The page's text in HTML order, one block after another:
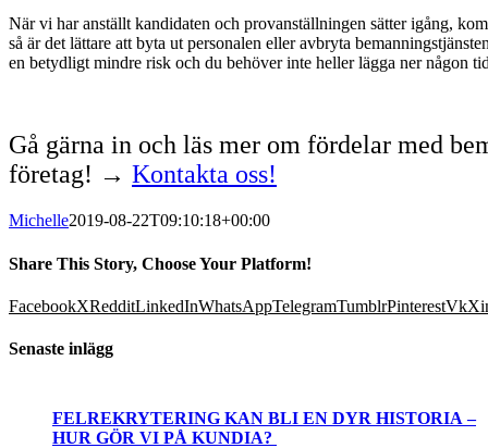
När vi har anställt kandidaten och provanställningen sätter igång,
så är det lättare att byta ut personalen eller avbryta
en betydligt mindre risk och du behöver inte heller lägga ner någon
Gå gärna in och läs mer om fördelar med
företag! → Kontakta oss!
Michelle2019-08-22T09:10:18+00:00
Share This Story, Choose Your Platform!
FacebookXRedditLinkedInWhatsAppTelegramTumblrPinterestVk
Senaste inlägg
FELREKRYTERING KAN BLI EN DYR HISTORIA –
HUR GÖR VI PÅ KUNDIA?